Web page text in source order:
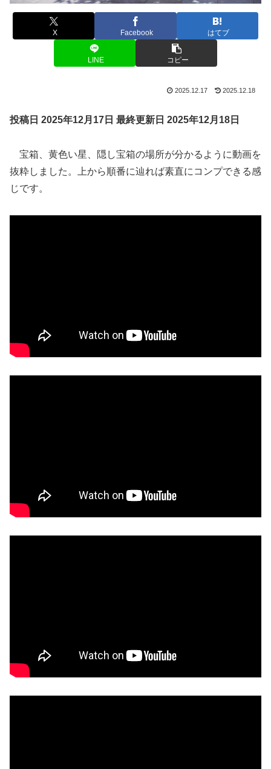
X Facebook はてブ
LINE コピー
2025.12.17 2025.12.18
投稿日 2025年12月17日 最終更新日 2025年12月18日
宝箱、黄色い星、隠し宝箱の場所が分かるように動画を
抜粋しました。上から順番に辿れば素直にコンプできる感
じです。